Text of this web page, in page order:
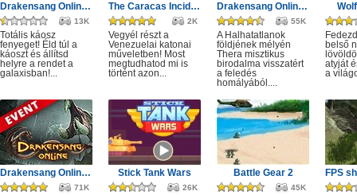
Drakensang Online - Protegit zűrzavar
13K
Totális káosz
fenyeget! Éld túl a
káoszt és állítsd
helyre a rendet a
galaxisban!...
The Caracas Incident
2K
Vegyél részt a
Venezuelai katonai
műveletben! Most
megtudhatod mi is
történt azon...
Drakensang Online - A Halhatatlanok árnya
55K
A Halhatatlanok
földjének mélyén
Thera misztikus
birodalma visszatért
a feledés
homályából....
belső
atyját
a
Drakensang Online - Kingshill férges csatornái
71K
Stick Tank Wars
26K
Battle Gear 2
45K